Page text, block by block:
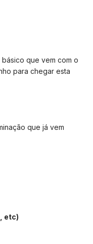
que vem com o
para chegar esta
que já vem
etc)